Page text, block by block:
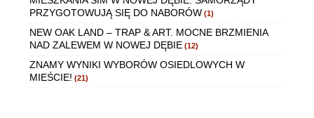
PRZYGOTOWUJĄ SIĘ DO NABORÓW (1)
NEW OAK LAND – TRAP & ART. MOCNE BRZMIENIA
NAD ZALEWEM W NOWEJ DĘBIE (12)
ZNAMY WYNIKI WYBORÓW OSIEDLOWYCH W
MIEŚCIE! (21)